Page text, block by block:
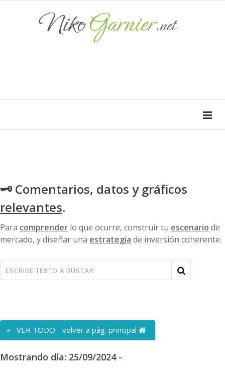
🗝 Comentarios, datos y gráficos
relevantes.
Para comprender lo que ocurre, construir tu escenario de
mercado, y diseñar una estrategia de inversión coherente.
« VER TODO - volver a pág. principal
Mostrando día: 25/09/2024 -